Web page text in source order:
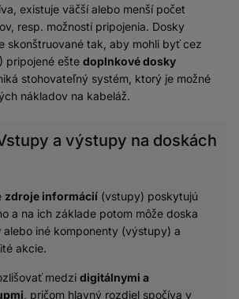
existuje väčší alebo menší počet
resp. možností pripojenia. Dosky
skonštruované tak, aby mohli byť cez
pripojené ešte doplnkové dosky
stohovateľný systém, ktorý je možné
nákladov na kabeláž.
a výstupy na doskách
zdroje informácií (vstupy) poskytujú
a na ich základe potom môže doska
alebo iné komponenty (výstupy) a
akcie.
medzi digitálnymi a
, pričom hlavný rozdiel spočíva v